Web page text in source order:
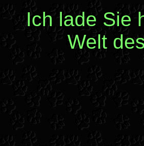
Ich lade Sie
Welt